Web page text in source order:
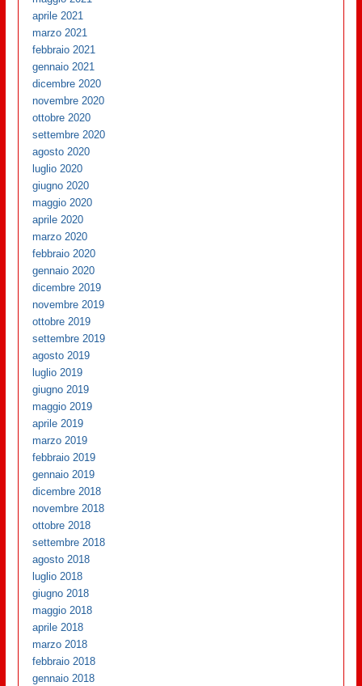
aprile 2021
marzo 2021
febbraio 2021
gennaio 2021
dicembre 2020
novembre 2020
ottobre 2020
settembre 2020
agosto 2020
luglio 2020
giugno 2020
maggio 2020
aprile 2020
marzo 2020
febbraio 2020
gennaio 2020
dicembre 2019
novembre 2019
ottobre 2019
settembre 2019
agosto 2019
luglio 2019
giugno 2019
maggio 2019
aprile 2019
marzo 2019
febbraio 2019
gennaio 2019
dicembre 2018
novembre 2018
ottobre 2018
settembre 2018
agosto 2018
luglio 2018
giugno 2018
maggio 2018
aprile 2018
marzo 2018
febbraio 2018
gennaio 2018